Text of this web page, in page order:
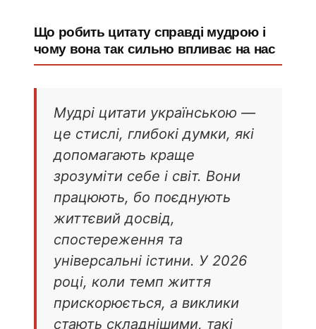
Що робить цитату справді мудрою і
чому вона так сильно впливає на нас
Мудрі цитати українською —
це стислі, глибокі думки, які
допомагають краще
зрозуміти себе і світ. Вони
працюють, бо поєднують
життєвий досвід,
спостереження та
універсальні істини. У 2026
році, коли темп життя
прискорюється, а виклики
стають складнішими, такі